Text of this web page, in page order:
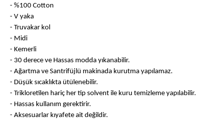
- %100 Cotton
- V yaka
- Truvakar kol
- Midi
- Kemerli
- 30 derece ve Hassas modda yıkanabilir.
- Ağartma ve Santrifüjlü makinada kurutma yapılamaz.
- Düşük sıcaklıkta ütülenebilir.
- Trikloretilen hariç her tip solvent ile kuru temizleme yapılabilir.
- Hassas kullanım gerektirir.
- Aksesuarlar kıyafete ait değildir.